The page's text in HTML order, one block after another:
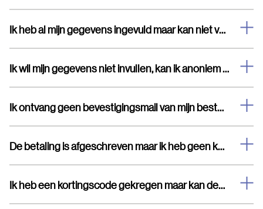
Ik heb al mijn gegevens ingevuld maar kan niet verder
Ik wil mijn gegevens niet invullen, kan ik anoniem bestellen?
Ik ontvang geen bevestigingsmail van mijn bestelling
De betaling is afgeschreven maar ik heb geen kaarten en geen bevestigingsmail ontvangen.
Ik heb een kortingscode gekregen maar kan deze niet invullen